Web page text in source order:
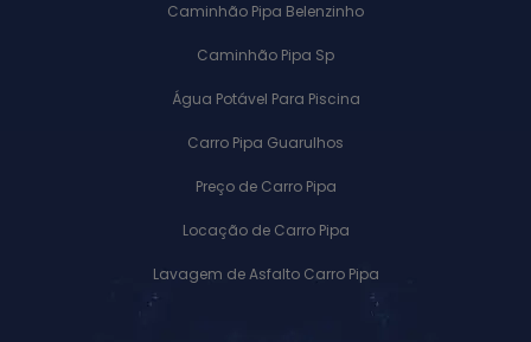
Caminhão Pipa Belenzinho
Caminhão Pipa Sp
Água Potável Para Piscina
Carro Pipa Guarulhos
Preço de Carro Pipa
Locação de Carro Pipa
Lavagem de Asfalto Carro Pipa